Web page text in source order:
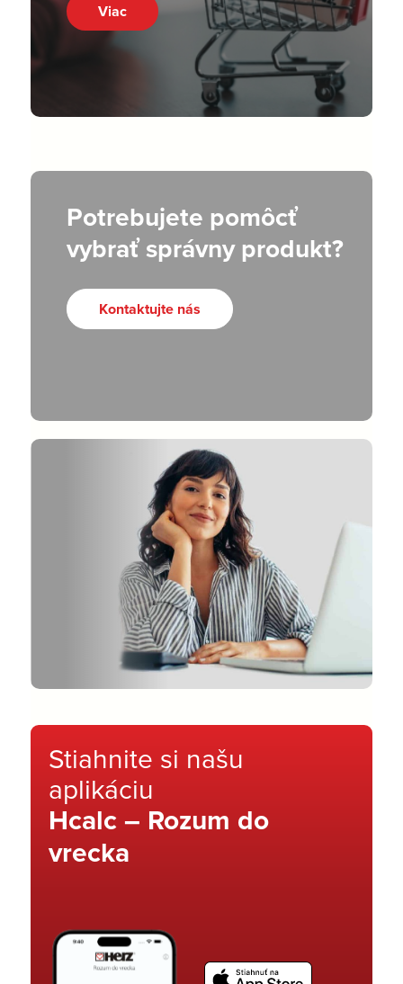
Viac
Potrebujete pomôcť
vybrať správny produkt?
Kontaktujte nás
Stiahnite si našu
aplikáciu
Hcalc – Rozum do
vrecka